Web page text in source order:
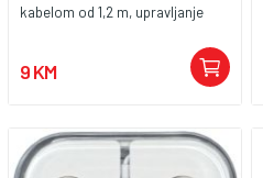
kabelom od 1,2 m, upravljanje
mm. 2. Osjetljivost 95dB ±3dB. 3.
Audio utikač za slušalice Ø3,5
emajlirana žica. 5. Kontroler za
slušalice s mikrofonom. 6. Žičana
9 KM